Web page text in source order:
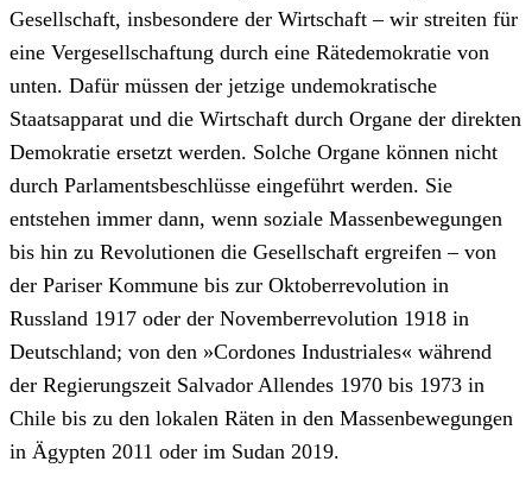
Gesellschaft, insbesondere der Wirtschaft – wir streiten für
eine Vergesellschaftung durch eine Rätedemokratie von
unten. Dafür müssen der jetzige undemokratische
Staatsapparat und die Wirtschaft durch Organe der direkten
Demokratie ersetzt werden. Solche Organe können nicht
durch Parlamentsbeschlüsse eingeführt werden. Sie
entstehen immer dann, wenn soziale Massenbewegungen
bis hin zu Revolutionen die Gesellschaft ergreifen – von
der Pariser Kommune bis zur Oktoberrevolution in
Russland 1917 oder der Novemberrevolution 1918 in
Deutschland; von den »Cordones Industriales« während
der Regierungszeit Salvador Allendes 1970 bis 1973 in
Chile bis zu den lokalen Räten in den Massenbewegungen
in Ägypten 2011 oder im Sudan 2019.